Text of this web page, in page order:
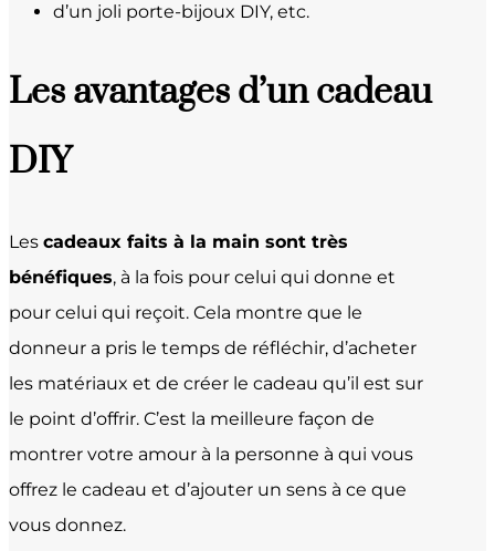
d’un joli porte-bijoux DIY, etc.
Les avantages d’un cadeau
DIY
Les cadeaux faits à la main sont très
bénéfiques, à la fois pour celui qui donne et
pour celui qui reçoit. Cela montre que le
donneur a pris le temps de réfléchir, d’acheter
les matériaux et de créer le cadeau qu’il est sur
le point d’offrir. C’est la meilleure façon de
montrer votre amour à la personne à qui vous
offrez le cadeau et d’ajouter un sens à ce que
vous donnez.